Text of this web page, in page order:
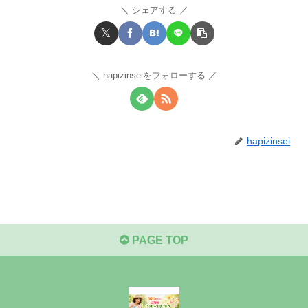
シェアする
hapizinseiをフォローする
hapizinsei
PAGE TOP